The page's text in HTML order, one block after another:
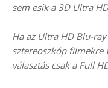
sem esik a 3D Ultra
Ha az Ultra HD Blu-
sztereoszkóp filmekre
választás csak a Full